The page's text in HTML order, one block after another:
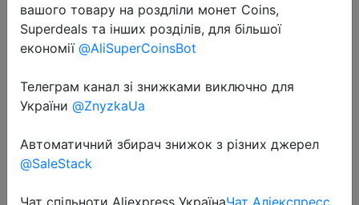
2019-03-03
Отличное качество 86X86 мм
подрозетник.
вашого товару на роздліли монет Coins,
Superdeals та інших розділів, для більшої
економії @AliSuperCoinsBot
Телеграм канал зі знижками виключно для
України @ZnyzkaUa
Автоматичний збирач знижок з різних джерел
@SaleStack
Чат спільноти Aliexpress УкраїнаЧат Аліекспресс